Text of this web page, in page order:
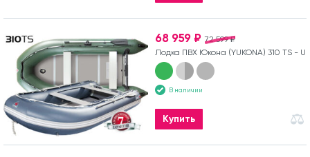
72 599 ₽
68 959 ₽
Лодка ПВХ Юкона (YUKONA) 310 TS - U
В наличии
Купить